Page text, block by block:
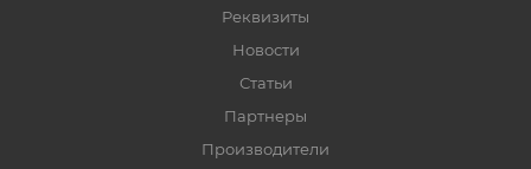
Реквизиты
Новости
Статьи
Партнеры
Производители